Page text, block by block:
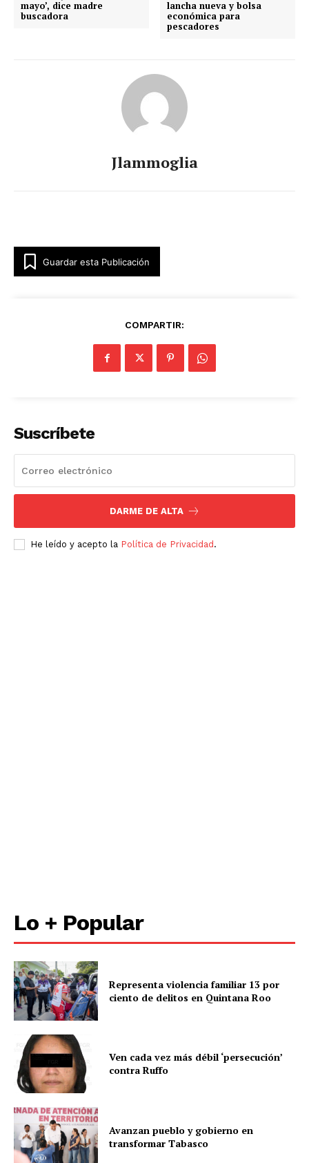
mayo’, dice madre
buscadora
lancha nueva y bolsa
económica para
pescadores
Jlammoglia
Guardar esta Publicación
COMPARTIR:
Suscríbete
DARME DE ALTA
He leído y acepto la Política de Privacidad .
Lo + Popular
Representa violencia familiar 13 por
ciento de delitos en Quintana Roo
Ven cada vez más débil ‘persecución’
contra Ruffo
Avanzan pueblo y gobierno en
transformar Tabasco